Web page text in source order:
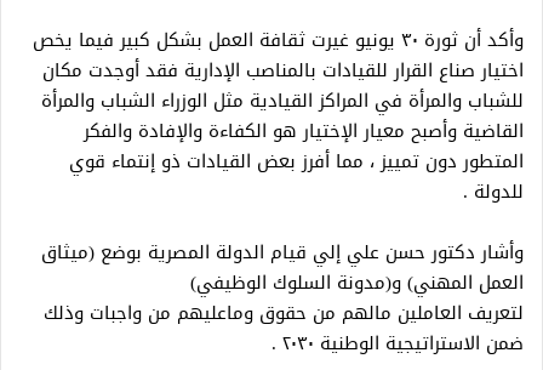
وأكد أن ثورة ٣٠ يونيو غيرت ثقافة العمل بشكل كبير فيما يخص
اختيار صناع القرار للقيادات بالمناصب الإدارية فقد أوجدت مكان
للشباب والمرأة في المراكز القيادية مثل الوزراء الشباب والمرأة
القاضية وأصبح معيار الإختيار هو الكفاءة والإفادة والفكر
المتطور دون تمييز ، مما أفرز بعض القيادات ذو إنتماء قوي
للدولة .
وأشار دكتور حسن علي إلي قيام الدولة المصرية بوضع (ميثاق
العمل المهني) و(مدونة السلوك الوظيفي)
لتعريف العاملين مالهم من حقوق وماعليهم من واجبات وذلك
ضمن الاستراتيجية الوطنية ٢٠٣٠ .